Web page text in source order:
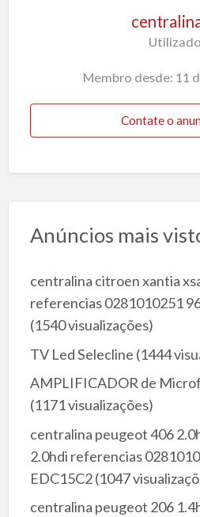
Membro desde: 11
Contate o
Anúncios mais
centralina citroen xantia
referencias 0281010251
(1540 visualizações)
TV Led Selecline (1444
AMPLIFICADOR de
(1171 visualizações)
centralina peugeot 406
2.0hdi referencias
EDC15C2(1047
centralina peugeot 206